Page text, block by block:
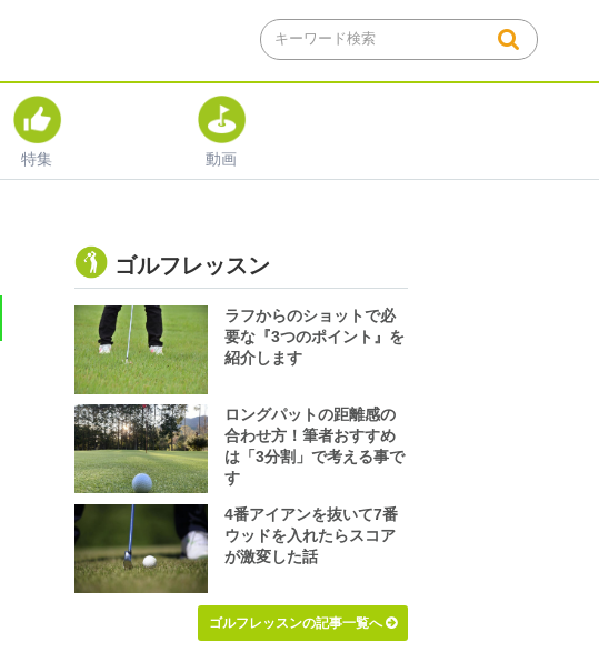
特集 動画
ゴルフレッスン
ラフからのショットで必
要な『3つのポイント』を
紹介します
ロングパットの距離感の
合わせ方！筆者おすすめ
は「3分割」で考える事で
す
4番アイアンを抜いて7番
ウッドを入れたらスコア
が激変した話
ゴルフレッスンの記事一覧へ